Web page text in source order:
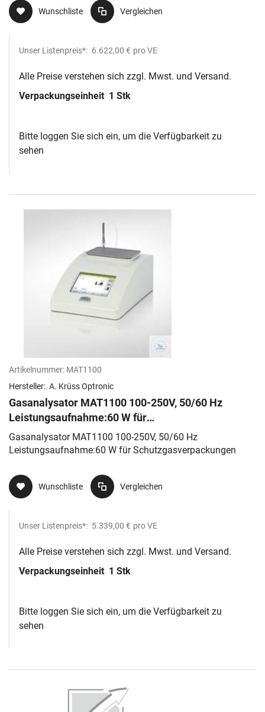
Wunschliste Vergleichen
Unser Listenpreis*: 6.622,00 € pro VE
Alle Preise verstehen sich zzgl. Mwst. und Versand.
Verpackungseinheit 1 Stk
Bitte loggen Sie sich ein, um die Verfügbarkeit zu
sehen
Artikelnummer: MAT1100
Hersteller: A. Krüss Optronic
Gasanalysator MAT1100 100-250V, 50/60 Hz
Leistungsaufnahme:60 W für
Schutzgasverpackungen
Gasanalysator MAT1100 100-250V, 50/60 Hz
Leistungsaufnahme:60 W für Schutzgasverpackungen
Wunschliste Vergleichen
Unser Listenpreis*: 5.339,00 € pro VE
Alle Preise verstehen sich zzgl. Mwst. und Versand.
Verpackungseinheit 1 Stk
Bitte loggen Sie sich ein, um die Verfügbarkeit zu
sehen